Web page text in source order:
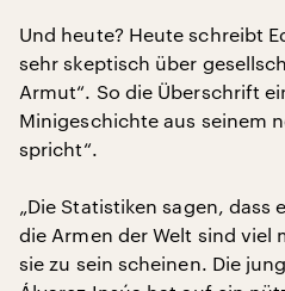
Und heute? Heute schreibt
sehr skeptisch über
Armut“. So die Überschrift
Minigeschichte aus seinem
spricht“.
„Die Statistiken sagen, dass
die Armen der Welt sind viel
sie zu sein scheinen. Die